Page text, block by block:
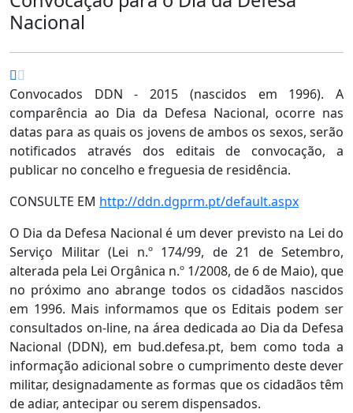
Nacional
Convocados DDN - 2015 (nascidos em 1996). A
comparência ao Dia da Defesa Nacional, ocorre nas
datas para as quais os jovens de ambos os sexos, serão
notificados através dos editais de convocação, a
publicar no concelho e freguesia de residência.
CONSULTE EM http://ddn.dgprm.pt/default.aspx
O Dia da Defesa Nacional é um dever previsto na Lei do
Serviço Militar (Lei n.º 174/99, de 21 de Setembro,
alterada pela Lei Orgânica n.º 1/2008, de 6 de Maio), que
no próximo ano abrange todos os cidadãos nascidos
em 1996. Mais informamos que os Editais podem ser
consultados on-line, na área dedicada ao Dia da Defesa
Nacional (DDN), em bud.defesa.pt, bem como toda a
informação adicional sobre o cumprimento deste dever
militar, designadamente as formas que os cidadãos têm
de adiar, antecipar ou serem dispensados.